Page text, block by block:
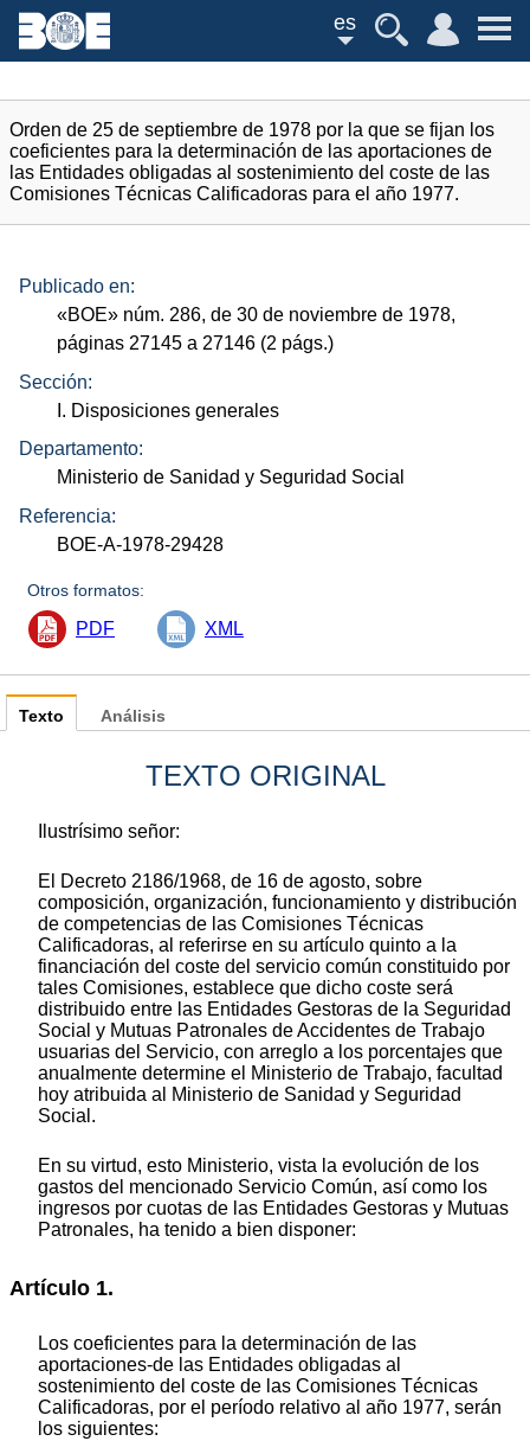
es
Orden de 25 de septiembre de 1978 por la que se fijan los
coeficientes para la determinación de las aportaciones de
las Entidades obligadas al sostenimiento del coste de las
Comisiones Técnicas Calificadoras para el año 1977.
Publicado en:
«BOE» núm. 286, de 30 de noviembre de 1978,
páginas 27145 a 27146 (2 págs.)
Sección:
I. Disposiciones generales
Departamento:
Ministerio de Sanidad y Seguridad Social
Referencia:
BOE-A-1978-29428
Otros formatos:
PDF XML
Texto
TEXTO ORIGINAL
Ilustrísimo señor:
El Decreto 2186/1968, de 16 de agosto, sobre
composición, organización, funcionamiento y distribución
de competencias de las Comisiones Técnicas
Calificadoras, al referirse en su artículo quinto a la
financiación del coste del servicio común constituido por
tales Comisiones, establece que dicho coste será
distribuido entre las Entidades Gestoras de la Seguridad
Social y Mutuas Patronales de Accidentes de Trabajo
usuarias del Servicio, con arreglo a los porcentajes que
anualmente determine el Ministerio de Trabajo, facultad
hoy atribuida al Ministerio de Sanidad y Seguridad
Social.
En su virtud, esto Ministerio, vista la evolución de los
gastos del mencionado Servicio Común, así como los
ingresos por cuotas de las Entidades Gestoras y Mutuas
Patronales, ha tenido a bien disponer:
Artículo 1.
Los coeficientes para la determinación de las
aportaciones-de las Entidades obligadas al
sostenimiento del coste de las Comisiones Técnicas
Calificadoras, por el período relativo al año 1977, serán
los siguientes:
Análisis